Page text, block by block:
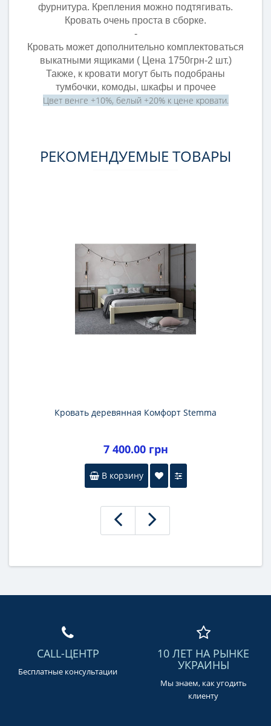
фурнитура. Крепления можно подтягивать.
Кровать очень проста в сборке.
-
Кровать может дополнительно комплектоваться
выкатными ящиками ( Цена 1750грн-2 шт.)
Также, к кровати могут быть подобраны
тумбочки, комоды, шкафы и прочее
Цвет венге +10%, белый +20% к цене кровати.
РЕКОМЕНДУЕМЫЕ ТОВАРЫ
Кровать деревянная Комфорт Stemma
7 400.00 грн
В корзину
CALL-ЦЕНТР
Бесплатные консультации
10 ЛЕТ НА РЫНКЕ
УКРАИНЫ
Мы знаем, как угодить
клиенту